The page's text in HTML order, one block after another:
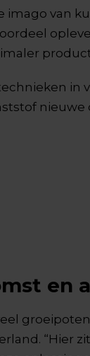
van
en
“Hier